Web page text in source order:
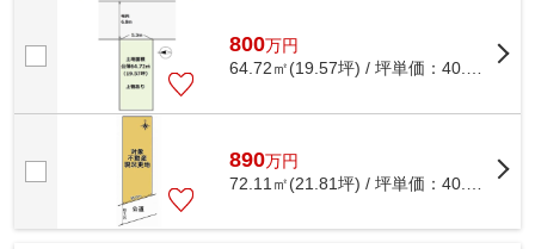
パービア店まで495mです！日用品を揃え...
800万円
64.72㎡(19.57坪) / 坪単価：40.88 万円
890万円
72.11㎡(21.81坪) / 坪単価：40.81 万円